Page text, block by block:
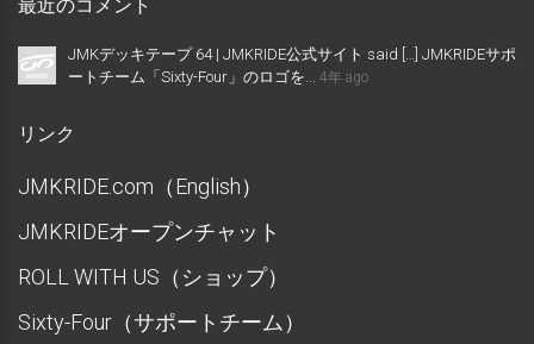
最近のコメント
JMKデッキテープ 64 | JMKRIDE公式サイト said […] JMKRIDEサポ
ートチーム「Sixty-Four」のロゴを...
4年 ago
リンク
JMKRIDE.com（English）
JMKRIDEオープンチャット
ROLL WITH US（ショップ）
Sixty-Four（サポートチーム）